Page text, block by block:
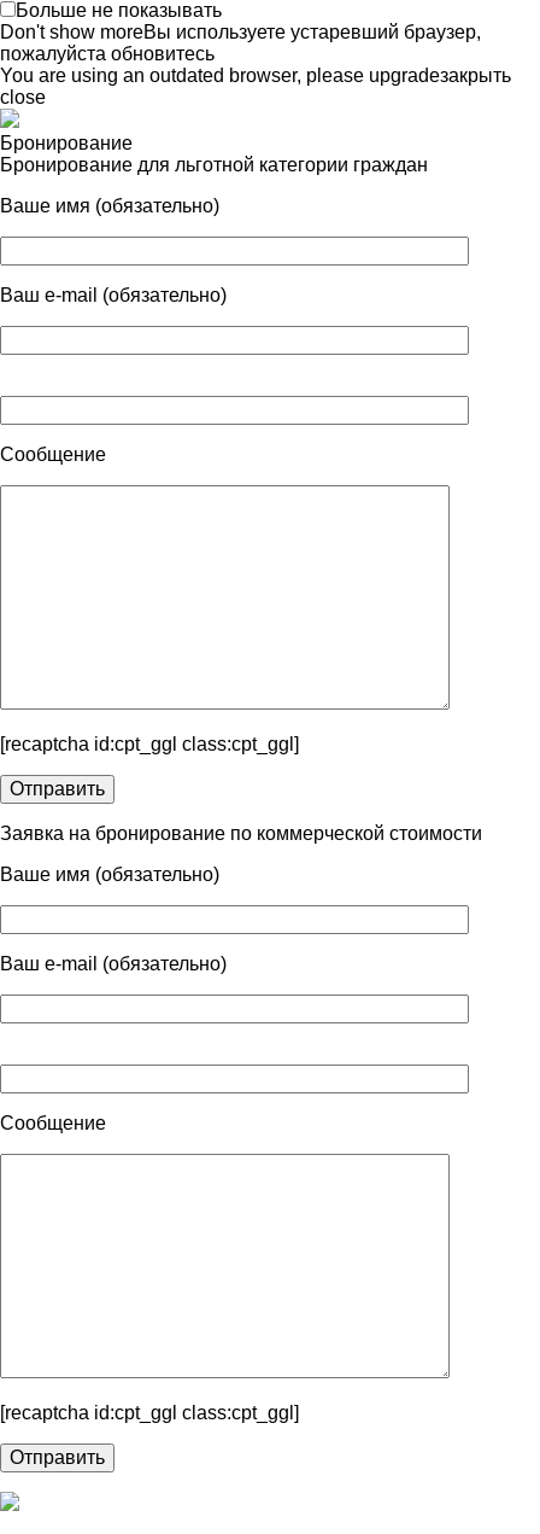
Больше не показывать
Don't show moreВы используете устаревший браузер,
пожалуйста обновитесь
You are using an outdated browser, please upgradeзакрыть
close
Бронирование
Бронирование для льготной категории граждан
Ваше имя (обязательно)
Ваш e-mail (обязательно)
Сообщение
[recaptcha id:cpt_ggl class:cpt_ggl]
Заявка на бронирование по коммерческой стоимости
Ваше имя (обязательно)
Ваш e-mail (обязательно)
Сообщение
[recaptcha id:cpt_ggl class:cpt_ggl]